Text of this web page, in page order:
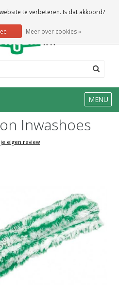
0 Artikelen
MENU
Inwashoes
eigen review
te verbeteren. Is dat akkoord?
Meer over cookies »